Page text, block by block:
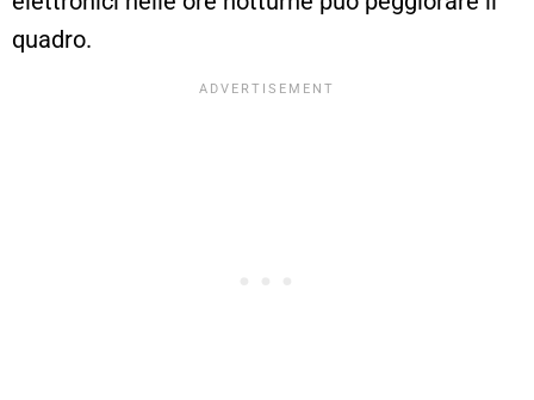
quadro.